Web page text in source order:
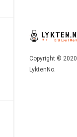
Copyright © 2020
LyktenNo.